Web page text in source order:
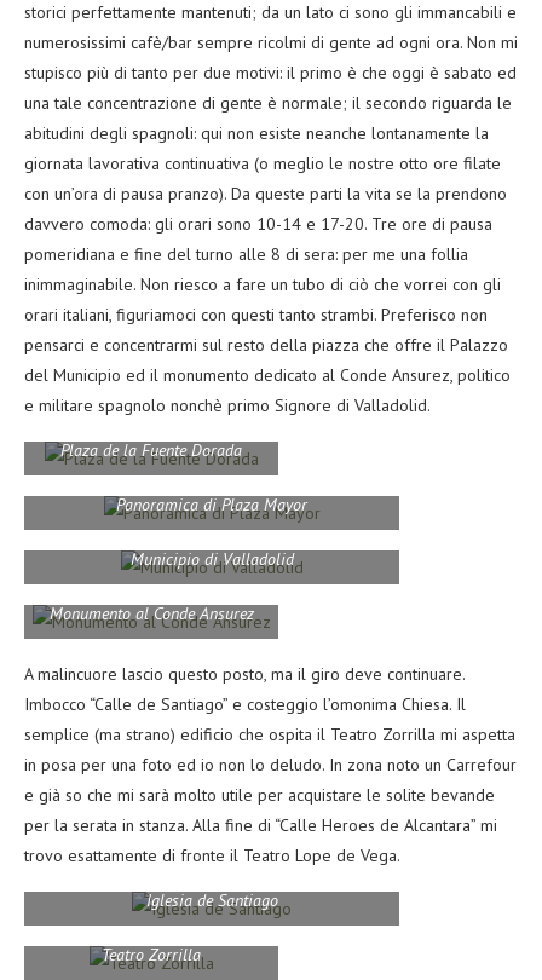
storici perfettamente mantenuti; da un lato ci sono gli immancabili e
numerosissimi cafè/bar sempre ricolmi di gente ad ogni ora. Non mi
stupisco più di tanto per due motivi: il primo è che oggi è sabato ed
una tale concentrazione di gente è normale; il secondo riguarda le
abitudini degli spagnoli: qui non esiste neanche lontanamente la
giornata lavorativa continuativa (o meglio le nostre otto ore filate
con un’ora di pausa pranzo). Da queste parti la vita se la prendono
davvero comoda: gli orari sono 10-14 e 17-20. Tre ore di pausa
pomeridiana e fine del turno alle 8 di sera: per me una follia
inimmaginabile. Non riesco a fare un tubo di ciò che vorrei con gli
orari italiani, figuriamoci con questi tanto strambi. Preferisco non
pensarci e concentrarmi sul resto della piazza che offre il Palazzo
del Municipio ed il monumento dedicato al Conde Ansurez, politico
e militare spagnolo nonchè primo Signore di Valladolid.
Plaza de la Fuente Dorada
Panoramica di Plaza Mayor
Municipio di Valladolid
Monumento al Conde Ansurez
A malincuore lascio questo posto, ma il giro deve continuare.
Imbocco “Calle de Santiago” e costeggio l’omonima Chiesa. Il
semplice (ma strano) edificio che ospita il Teatro Zorrilla mi aspetta
in posa per una foto ed io non lo deludo. In zona noto un Carrefour
e già so che mi sarà molto utile per acquistare le solite bevande
per la serata in stanza. Alla fine di “Calle Heroes de Alcantara” mi
trovo esattamente di fronte il Teatro Lope de Vega.
Iglesia de Santiago
Teatro Zorrilla